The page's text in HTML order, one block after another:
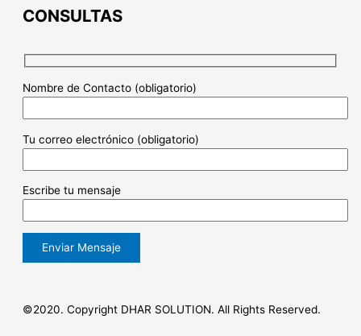
CONSULTAS
Nombre de Contacto (obligatorio)
Tu correo electrónico (obligatorio)
Escribe tu mensaje
©2020. Copyright DHAR SOLUTION. All Rights Reserved.